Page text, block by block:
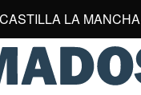
CASTILLA LA MANCHA